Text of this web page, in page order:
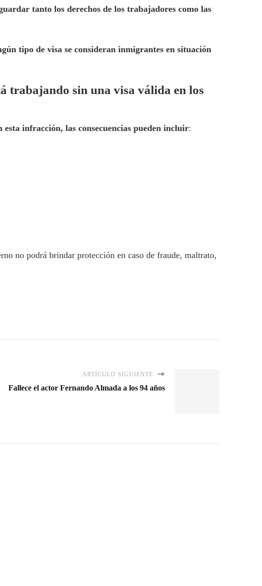
tanto los derechos de los trabajadores como las
tipo de visa se consideran inmigrantes en situación
trabajando sin una visa válida en los
infracción, las consecuencias pueden incluir:
no podrá brindar protección en caso de fraude, maltrato,
ARTÍCULO SIGUIENTE
Fallece el actor Fernando Almada a los 94 años